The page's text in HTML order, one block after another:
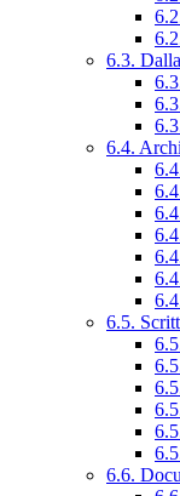
6.3.
6.4.
6.5.
6.6.